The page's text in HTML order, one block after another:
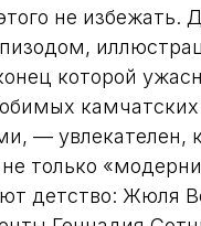
не избежать.
которой
— увлекателен,
только
детство: Жюля